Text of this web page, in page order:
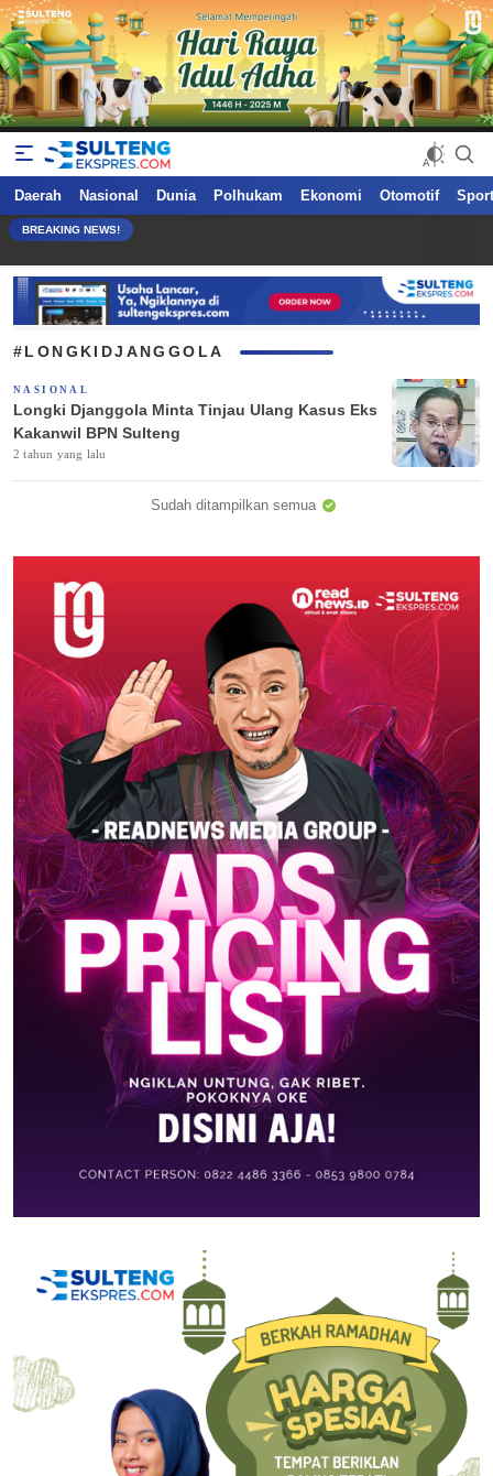
Sultengekspres.com
Berita Seputar Sulteng Hari Ini, Update Terkini, Suaranya Rakyat
Sulteng
Daerah Nasional Dunia Polhukam Ekonomi Otomotif
BREAKING NEWS!
#LONGKIDJANGGOLA
NASIONAL
Longki Djanggola Minta Tinjau Ulang Kasus Eks
Kakanwil BPN Sulteng
2 tahun yang lalu
Sudah ditampilkan semua